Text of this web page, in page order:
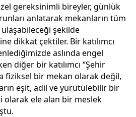
gereksinimli bireyler, günlük
anlatarak mekanların tüm
şekilde
dikkat çektiler. Bir katılımcı
aslında engel
diğer bir katılımcı “Şehir
fiziksel bir mekan olarak değil,
eşit, adil ve yürütülebilir bir
olarak ele alan bir meslek